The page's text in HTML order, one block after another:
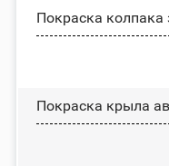
Покраска колпака
Покраска крыла